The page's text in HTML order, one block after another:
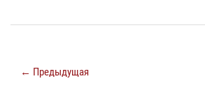
← Предыдущая